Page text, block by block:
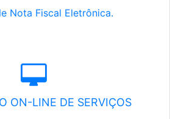
Nota Fiscal Eletrônica.
ON-LINE DE SERVIÇOS